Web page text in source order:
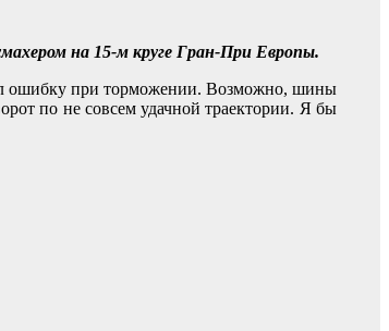
на 15-м круге Гран-При Европы.
ошибку при торможении. Возможно, шины
по не совсем удачной траектории. Я бы